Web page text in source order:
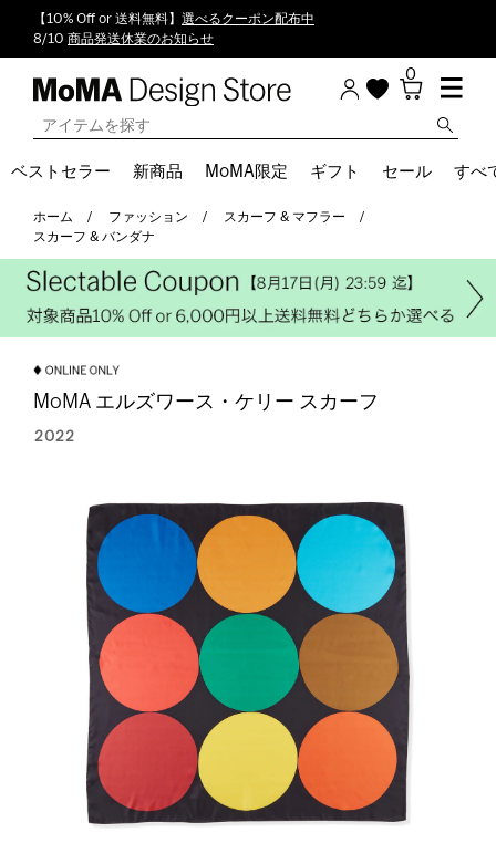
【10% Off or 送料無料】 選べるクーポン配布中
8/10 商品発送休業のお知らせ
0
ベストセラー 新商品 MoMA限定 ギフト セール すべ
ホーム ファッション
スカーフ & マフラー
スカーフ & バンダナ
MoMA エルズワース・ケリー スカーフ
2022